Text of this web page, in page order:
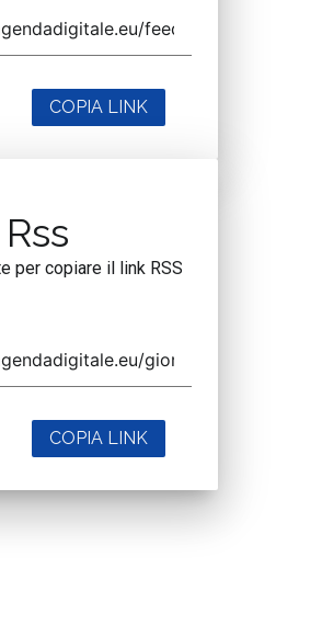
COPIA LINK
per copiare il link RSS
COPIA LINK